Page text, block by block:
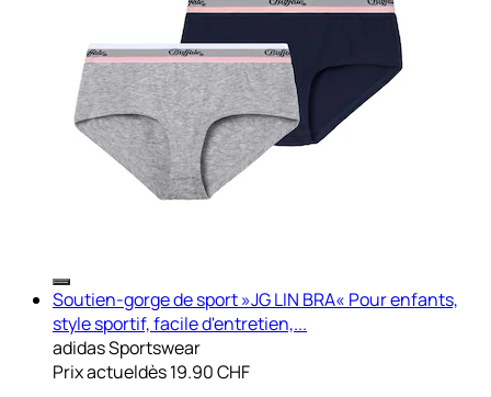
Soutien-gorge de sport »JG LIN BRA« Pour enfants,
style sportif, facile d'entretien,...
adidas Sportswear
Prix actueldès19.90 CHF